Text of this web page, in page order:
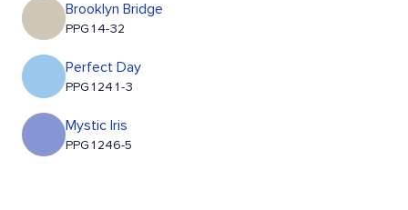
Brooklyn Bridge
PPG14-32
Perfect Day
PPG1241-3
Mystic Iris
PPG1246-5